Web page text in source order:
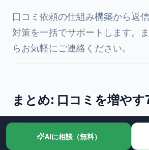
口コミ依頼の仕組み構築から返
対策を一括でサポートします。
らお気軽にご連絡ください。
まとめ: 口コミを増や
来店直後のゴールデンタイム
度最高の瞬間を逃さない）
AIに相談（無料）